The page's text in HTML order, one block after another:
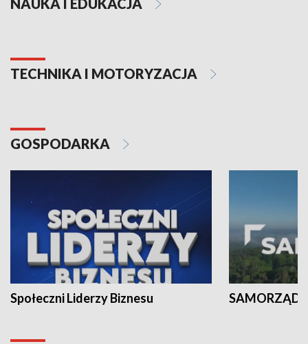
NAUKA I EDUKACJA
TECHNIKA I MOTORYZACJA
GOSPODARKA
Społeczni Liderzy Biznesu SAMORZĄD